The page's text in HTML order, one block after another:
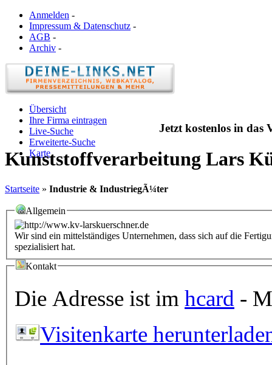
Anmelden -
Impressum & Datenschutz -
AGB -
Archiv -
Übersicht
Ihre Firma eintragen
Live-Suche
Erweiterte-Suche
Karte
Jetzt kostenlos in das
Kunststoffverarbeitung Lars
Startseite » Industrie & IndustriegÃ¼ter
Allgemein
Wir sind ein mittelständiges Unternehmen, dass sich auf die
spezialisiert hat.
Kontakt
Die Adresse ist im hcard -
Visitenkarte